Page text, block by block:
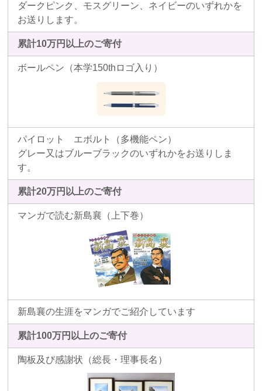
ダークピンク、モスグリーン、ネイビーのいずれかを
お送りします。
累計10万円以上のご寄付
ボールペン（本学150thロゴ入り）
パイロット エボルト（多機能ペン）
グレー又はブルーブラックのいずれかをお送りしま
す。
累計20万円以上のご寄付
マンガで読む新島襄（上下巻）
新島襄の生涯をマンガでご紹介しています
累計100万円以上のご寄付
陶板及び感謝状（総長・理事長名）